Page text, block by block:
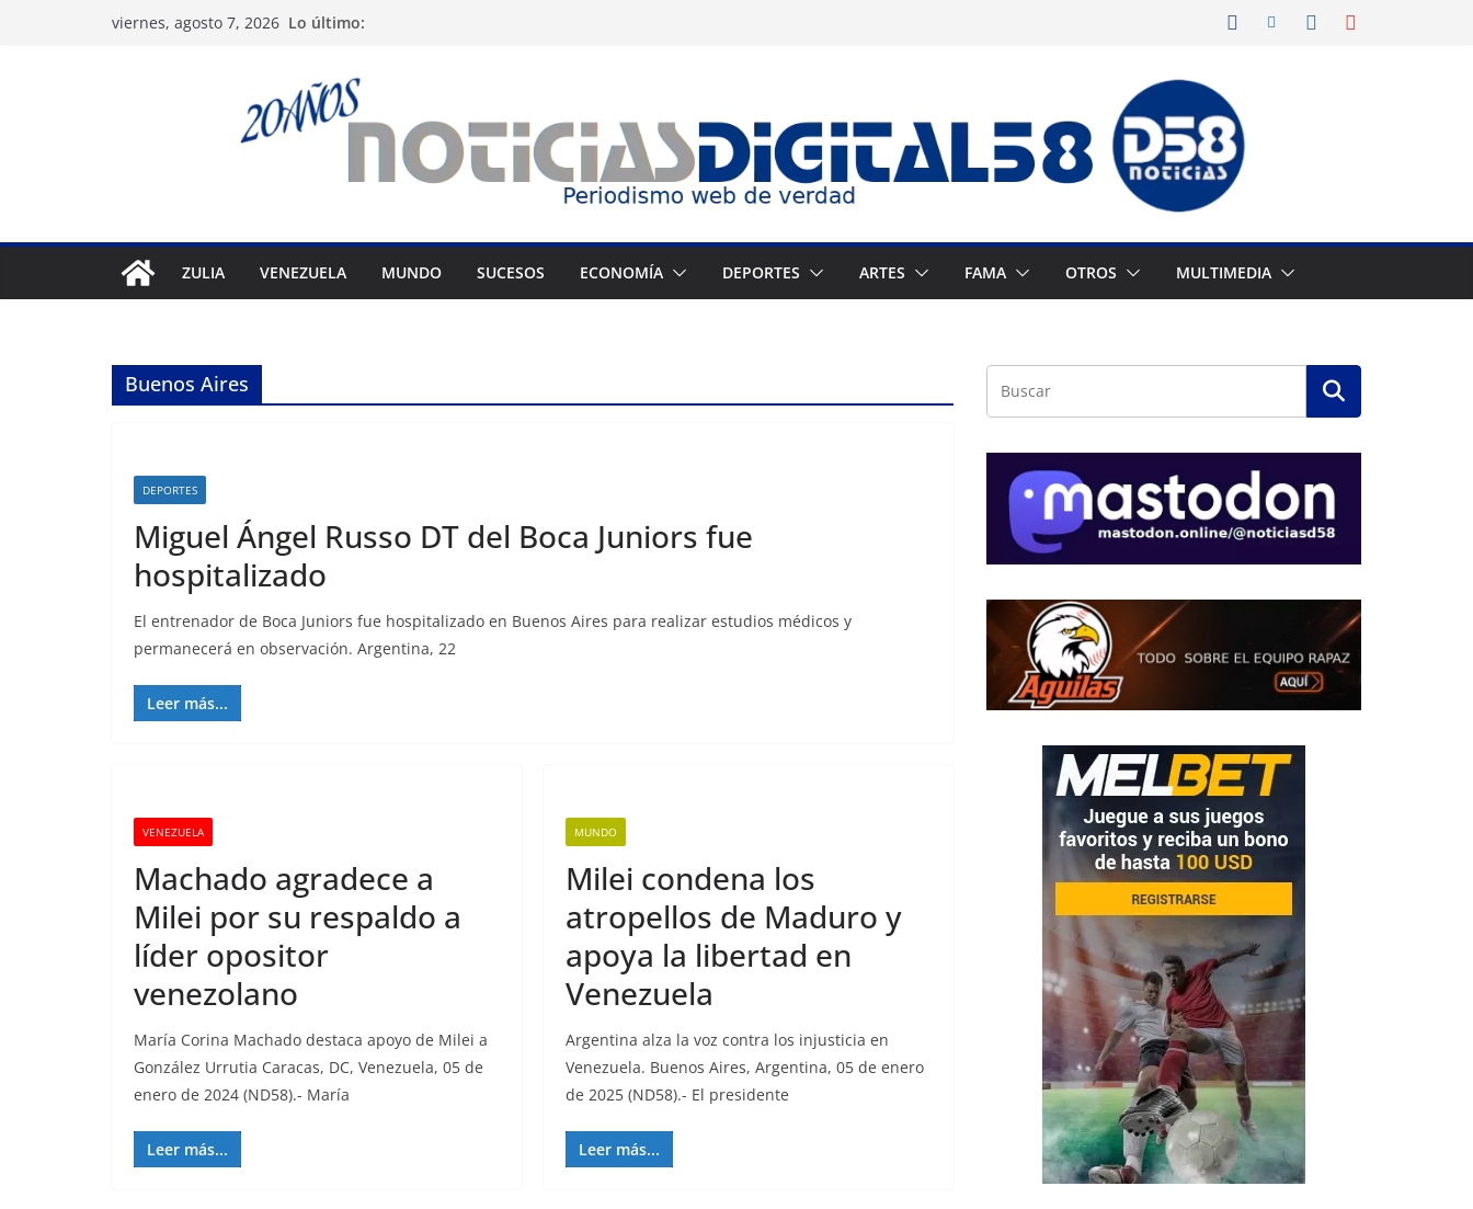
viernes, agosto 7, 2026 Lo último:
ZULIA VENEZUELA MUNDO SUCESOS ECONOMÍA DEPORTES ARTES FAMA OTROS MULTIMEDIA
Buenos Aires
DEPORTES
Miguel Ángel Russo DT del Boca Juniors fue
hospitalizado
El entrenador de Boca Juniors fue hospitalizado en Buenos Aires para realizar estudios médicos y
permanecerá en observación. Argentina, 22
Leer más...
VENEZUELA
Machado agradece a
Milei por su respaldo a
líder opositor
venezolano
María Corina Machado destaca apoyo de Milei a
González Urrutia Caracas, DC, Venezuela, 05 de
enero de 2024 (ND58).- María
Leer más...
MUNDO
Milei condena los
atropellos de Maduro y
apoya la libertad en
Venezuela
Argentina alza la voz contra los injusticia en
Venezuela. Buenos Aires, Argentina, 05 de enero
de 2025 (ND58).- El presidente
Leer más...